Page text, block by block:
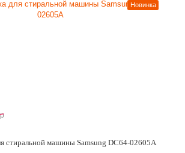
Новинка
p
стиральной машины Samsung DC64-02605A